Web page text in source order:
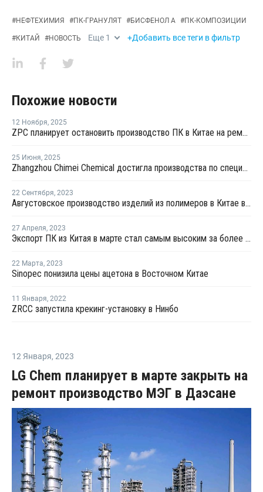
#НЕФТЕХИМИЯ #ПК-ГРАНУЛЯТ #БИСФЕНОЛ А #ПК-КОМПОЗИЦИИ
#КИТАЙ #НОВОСТЬ Еще 1 +Добавить все теги в фильтр
Похожие новости
12 Ноября, 2025
ZPC планирует остановить производство ПК в Китае на ремонт
25 Июня, 2025
Zhangzhou Chimei Chemical достигла производства по спецификации на новой линии поликарбоната в Китае
22 Сентября, 2023
Августовское производство изделий из полимеров в Китае выросло на 6,0%
27 Апреля, 2023
Экспорт ПК из Китая в марте стал самым высоким за более чем 15 лет
22 Марта, 2023
Sinopec понизила цены ацетона в Восточном Китае
11 Января, 2022
ZRCC запустила крекинг-установку в Нинбо
12 Января, 2023
LG Chem планирует в марте закрыть на
ремонт производство МЭГ в Даэсане